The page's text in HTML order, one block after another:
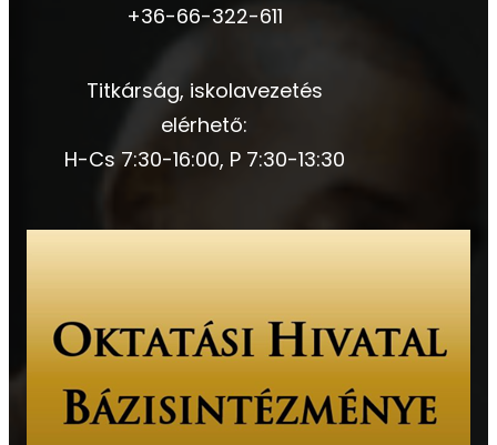
+36-66-322-611
Titkárság, iskolavezetés
elérhető:
H-Cs 7:30-16:00, P 7:30-13:30